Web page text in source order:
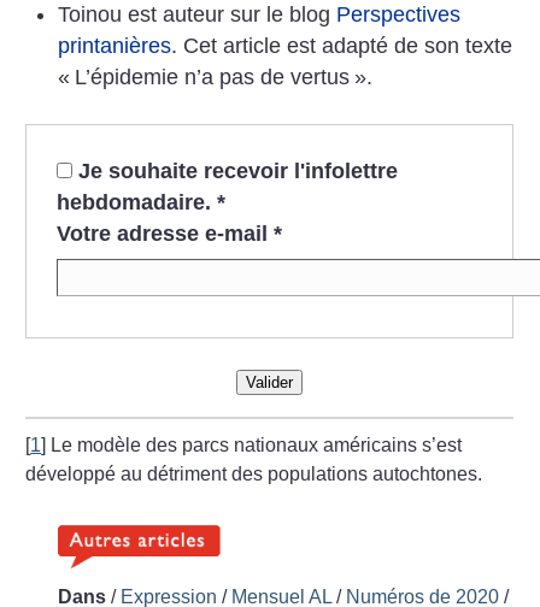
Toinou est auteur sur le blog Perspectives
printanières. Cet article est adapté de son texte
« L’épidemie n’a pas de vertus ».
Je souhaite recevoir l'infolettre
hebdomadaire. *
Votre adresse e-mail *
Valider
[1] Le modèle des parcs nationaux américains s’est
développé au détriment des populations autochtones.
Dans / Expression / Mensuel AL / Numéros de 2020 /